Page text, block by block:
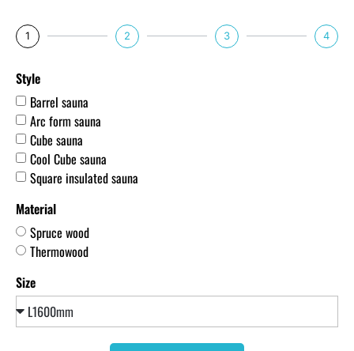
1 2 3 4
Style
Barrel sauna
Arc form sauna
Cube sauna
Cool Cube sauna
Square insulated sauna
Material
Spruce wood
Thermowood
Size